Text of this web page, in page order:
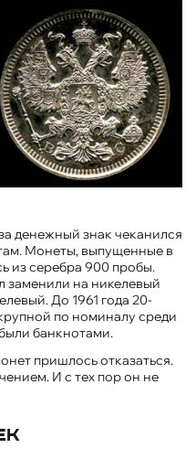
денежный знак чеканился
Монеты, выпущенные в
из серебра 900 пробы.
заменили на никелевый
До 1961 года 20-
по номиналу среди
банкнотами.
пришлось отказаться.
И с тех пор он не